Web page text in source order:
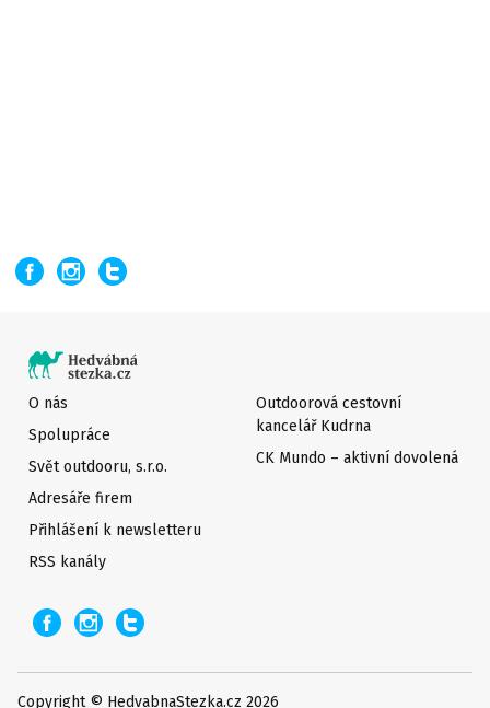
O nás
Spolupráce
Svět outdooru, s.r.o.
Adresáře firem
Přihlášení k newsletteru
Outdoorová cestovní
kancelář Kudrna
CK Mundo – aktivní dovolená
RSS kanály
Copyright © HedvabnaStezka.cz 2026